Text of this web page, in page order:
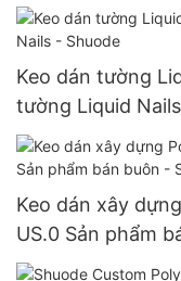
Keo dán tường
tường Liquid
Keo dán xây
US.0 Sản phẩm